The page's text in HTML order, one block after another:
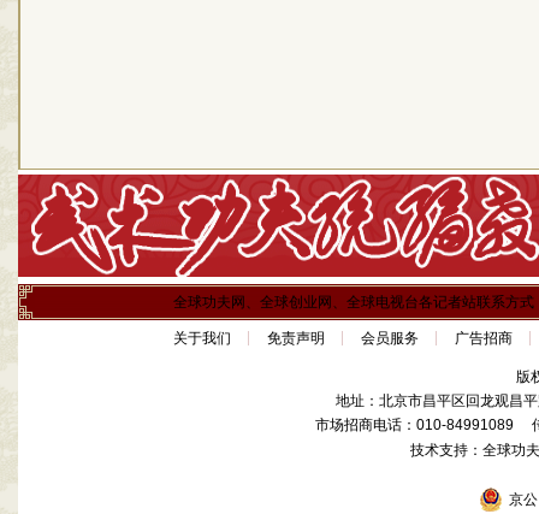
全球功夫网、全球创业网、全球电视台各记者站联系方式
关于我们 免责声明 会员服务 广告招商
版
地址：北京市昌平区回龙观昌
市场招商电话：010-84991089
技术支持：全球
京公